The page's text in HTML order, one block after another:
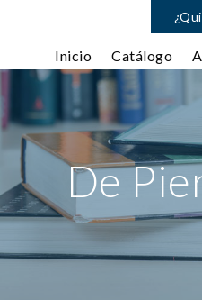
Inicio Catálogo
De